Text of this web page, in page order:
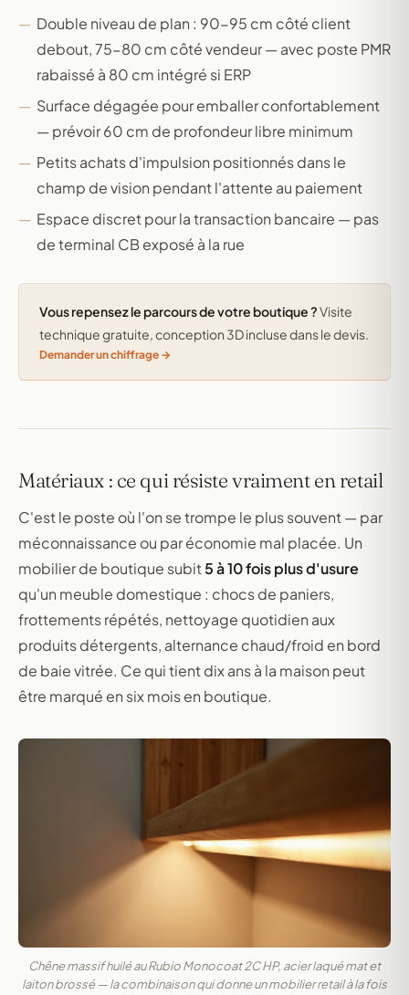
Double niveau de plan : 90-95 cm côté client
debout, 75-80 cm côté vendeur — avec poste PMR
rabaissé à 80 cm intégré si ERP
Surface dégagée pour emballer confortablement
— prévoir 60 cm de profondeur libre minimum
Petits achats d'impulsion positionnés dans le
champ de vision pendant l'attente au paiement
Espace discret pour la transaction bancaire — pas
de terminal CB exposé à la rue
Vous repensez le parcours de votre boutique ?Visite
technique gratuite, conception 3D incluse dans le devis.
Demander un chiffrage
Matériaux : ce qui résiste vraiment en retail
C'est le poste où l'on se trompe le plus souvent — par
méconnaissance ou par économie mal placée. Un
mobilier de boutique subit5 à 10 fois plus d'usure
qu'un meuble domestique : chocs de paniers,
frottements répétés, nettoyage quotidien aux
produits détergents, alternance chaud/froid en bord
de baie vitrée. Ce qui tient dix ans à la maison peut
être marqué en six mois en boutique.
Chêne massif huilé au Rubio Monocoat 2C HP, acier laqué mat et
laiton brossé — la combinaison qui donne un mobilier retail à la fois